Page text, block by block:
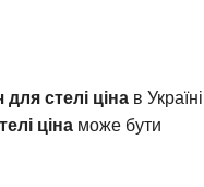
стелі ціна в Україні
ціна може бути